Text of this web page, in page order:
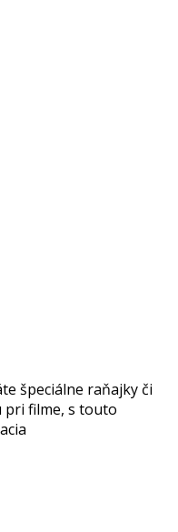
špeciálne raňajky či
pri filme, s touto